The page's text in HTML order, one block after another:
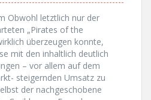
Obwohl letztlich nur der
„Pirates of the
überzeugen konnte,
mit den inhaltlich deutlich
– vor allem auf dem
steigernden Umsatz zu
der nachgeschobene